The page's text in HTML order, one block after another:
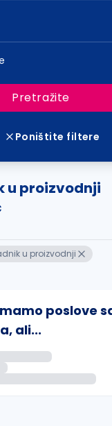
Pretražite
Poništite filtere
u proizvodnji
u proizvodnji
poslove
ali...